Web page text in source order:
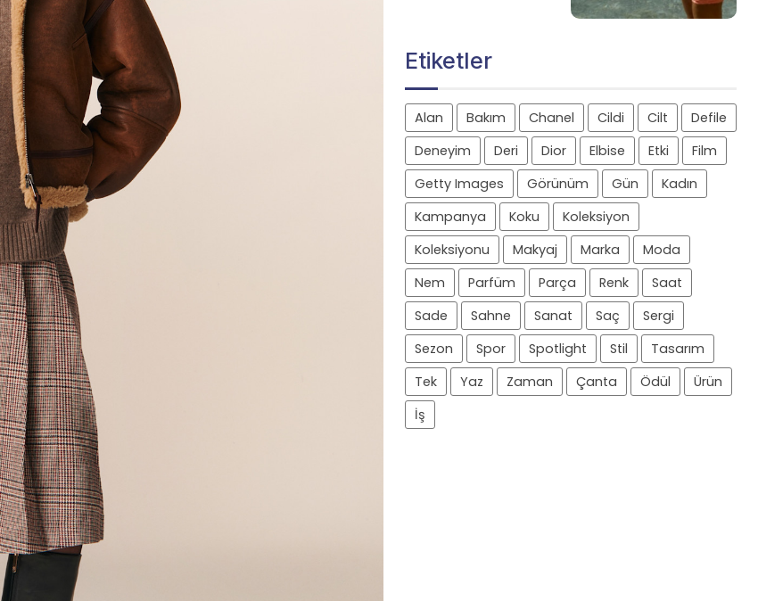
Etiketler
Alan Bakım Chanel Cildi Cilt
Defile
Deneyim
Deri Dior Elbise Etki
Film
Getty Images
Görünüm Gün
Kadın
Kampanya
Koku
Koleksiyon
Koleksiyonu
Makyaj Marka
Moda
Nem
Parfüm Parça Renk
Saat
Sade
Sahne Sanat Saç
Sergi
Sezon
Spor Spotlight Stil
Tasarım
Tek
Yaz Zaman Çanta Ödül
Ürün
İş